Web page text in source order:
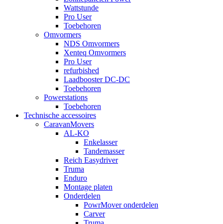
Wattstunde
Pro User
Toebehoren
Omvormers
NDS Omvormers
Xenteq Omvormers
Pro User
refurbished
Laadbooster DC-DC
Toebehoren
Powerstations
Toebehoren
Technische accessoires
CaravanMovers
AL-KO
Enkelasser
Tandemasser
Reich Easydriver
Truma
Enduro
Montage platen
Onderdelen
PowrMover onderdelen
Carver